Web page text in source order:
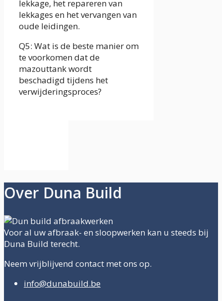
lekkage, het repareren van
lekkages en het vervangen van
oude leidingen.
Q5: Wat is de beste manier om
te voorkomen dat de
mazouttank wordt
beschadigd tijdens het
verwijderingsproces?
Over Duna Build
Voor al uw afbraak- en sloopwerken kan u steeds bij
Duna Build terecht.
Neem vrijblijvend contact met ons op.
info@dunabuild.be